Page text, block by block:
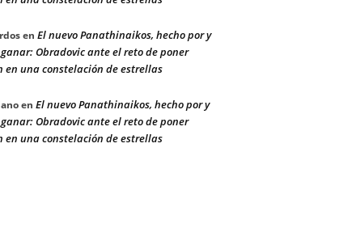
en El nuevo Panathinaikos, hecho por y
Obradovic ante el reto de poner
en una constelación de estrellas
en El nuevo Panathinaikos, hecho por y
Obradovic ante el reto de poner
en una constelación de estrellas